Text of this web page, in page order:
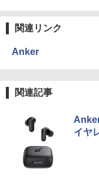
関連リンク
Anker
関連記事
イヤ